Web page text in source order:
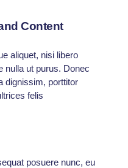
Content
aliquet, nisi libero
nulla ut purus. Donec
dignissim, porttitor
felis
posuere nunc, eu